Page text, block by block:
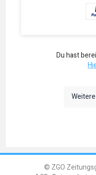
Du hast
© ZGO